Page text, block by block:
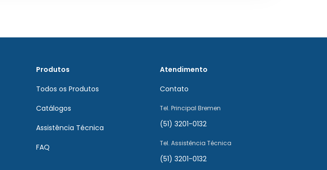
Produtos
Todos os Produtos
Catálogos
Assistência Técnica
FAQ
Atendimento
Contato
Tel. Principal Bremen
(51) 3201-0132
Tel. Assistência Técnica
(51) 3201-0132